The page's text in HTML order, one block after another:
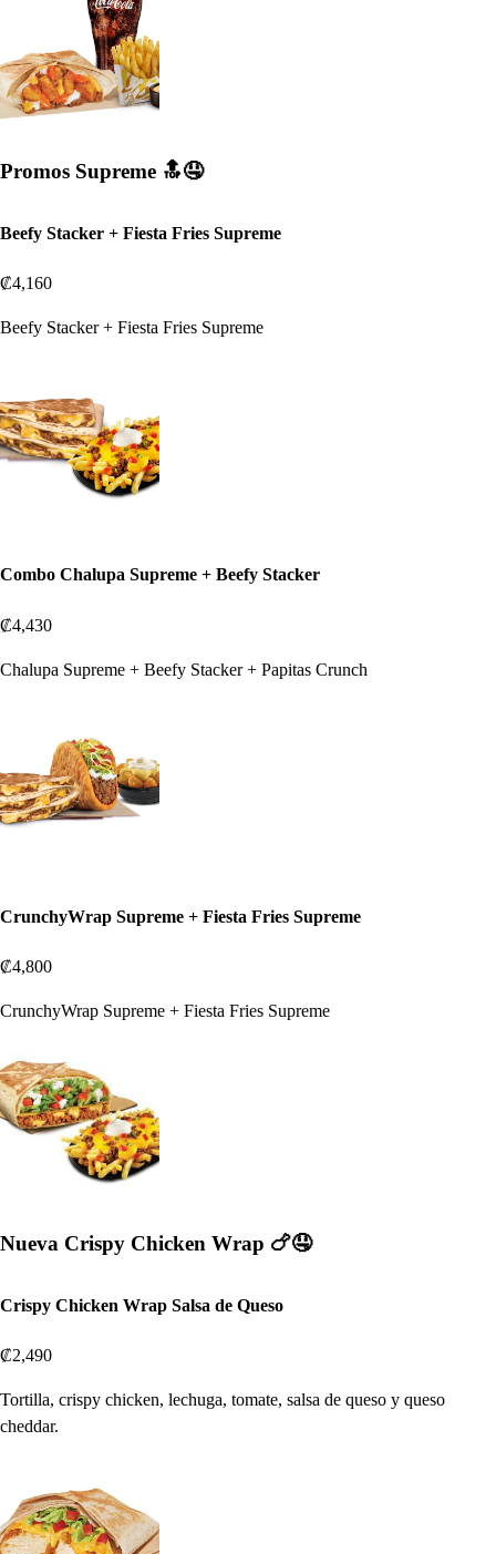
Promos Supreme 🔝🤤
Beefy Stacker + Fiesta Fries Supreme
₡4,160
Beefy Stacker + Fiesta Fries Supreme
Combo Chalupa Supreme + Beefy Stacker
₡4,430
Chalupa Supreme + Beefy Stacker + Papitas Crunch
CrunchyWrap Supreme + Fiesta Fries Supreme
₡4,800
CrunchyWrap Supreme + Fiesta Fries Supreme
Nueva Crispy Chicken Wrap 🍗🤤
Crispy Chicken Wrap Salsa de Queso
₡2,490
Tortilla, crispy chicken, lechuga, tomate, salsa de queso y queso
cheddar.